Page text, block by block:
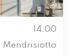
14.00
Mendrisiotto